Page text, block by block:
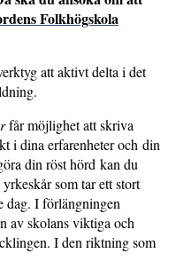
Folkhögskola
att aktivt delta i det
får möjlighet att skriva
i dina erfarenheter och din
din röst hörd kan du
som tar ett stort
dag. I förlängningen
av skolans viktiga och
I den riktning som